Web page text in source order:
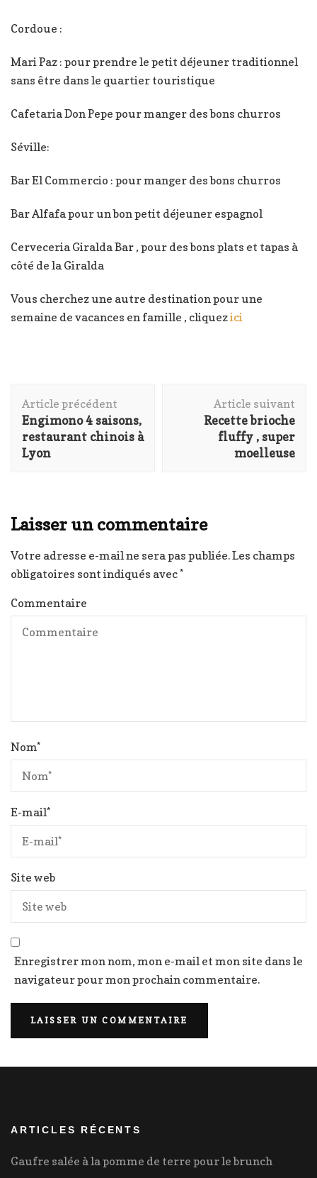
Cordoue :
Mari Paz : pour prendre le petit déjeuner traditionnel
sans être dans le quartier touristique
Cafetaria Don Pepe pour manger des bons churros
Séville:
Bar El Commercio : pour manger des bons churros
Bar Alfafa pour un bon petit déjeuner espagnol
Cerveceria Giralda Bar , pour des bons plats et tapas à
côté de la Giralda
Vous cherchez une autre destination pour une
semaine de vacances en famille , cliquezici
d'article
Article précédent
Engimono 4 saisons,
restaurant chinois à
Lyon
Article suivant
Recette brioche
fluffy , super
moelleuse
Laisser un commentaire
Votre adresse e-mail ne sera pas publiée.Les champs
obligatoires sont indiqués avec*
Commentaire
Nom*
E-mail*
Site web
Enregistrer mon nom, mon e-mail et mon site dans le
navigateur pour mon prochain commentaire.
ARTICLES RÉCENTS
Gaufre salée à la pomme de terre pour le brunch